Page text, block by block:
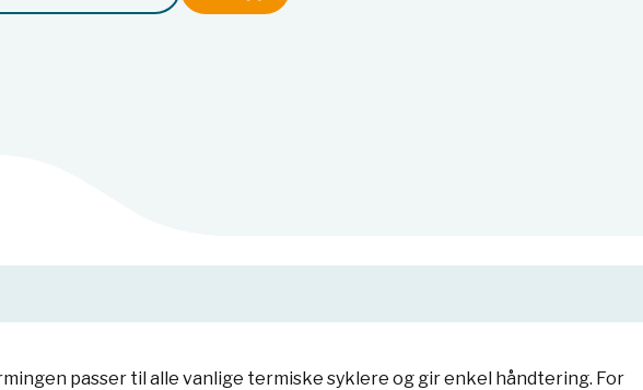
passer til alle vanlige termiske syklere og gir enkel håndtering. For